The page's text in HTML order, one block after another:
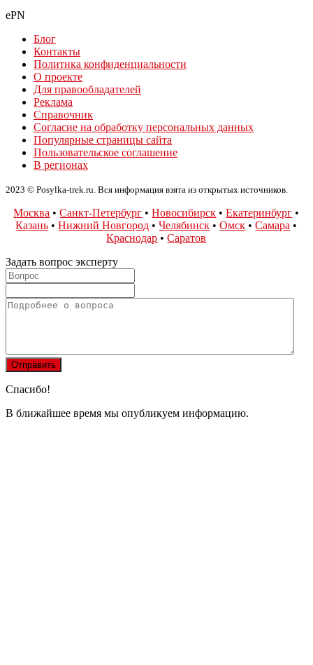
ePN
Блог
Контакты
Политика конфиденциальности
О проекте
Для правообладателей
Реклама
Справочник
Согласие на обработку персональных данных
Популярные страницы сайта
Пользовательское соглашение
В регионах
2023 © Posylka-trek.ru. Вся информация взята из открытых источников.
Москва •Санкт-Петербург •Новосибирск •Екатеринбург •
Казань •Нижний Новгород •Челябинск •Омск •Самара •
Краснодар •Саратов
Задать вопрос эксперту
Спасибо!
В ближайшее время мы опубликуем информацию.